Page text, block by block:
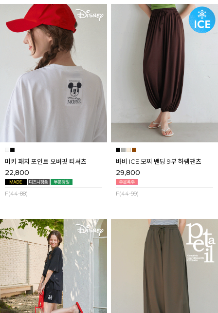
미키 패치 포인트 오버핏 티셔츠
22,800
F(44-88)
바비 ICE 모찌 밴딩 9부 하렘팬츠
29,800
F(44-99)